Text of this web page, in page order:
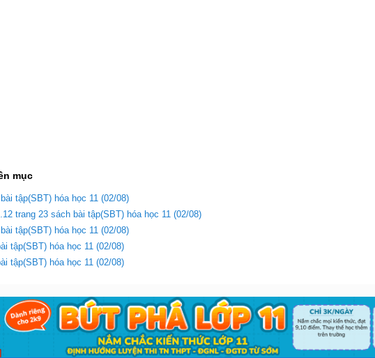
mục
tập(SBT) hóa học 11 (02/08)
trang 23 sách bài tập(SBT) hóa học 11 (02/08)
tập(SBT) hóa học 11 (02/08)
tập(SBT) hóa học 11 (02/08)
tập(SBT) hóa học 11 (02/08)
Liên hệ| Chính sách
Copyright 2018 - Sachbaitap.com